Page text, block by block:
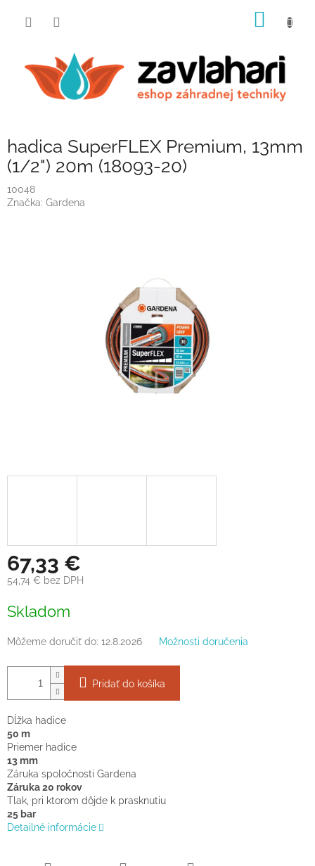
hadica SuperFLEX Premium, 13mm
(1/2") 20m (18093-20)
10048
Značka: Gardena
67,33 €
54,74 € bez DPH
cena:
Skladom
Môžeme doručiť do: 12.8.2026 Možnosti doručenia
Pridať do košíka
Dĺžka hadice
50 m
Priemer hadice
13 mm
Záruka spoločnosti Gardena
Záruka 20 rokov
Tlak, pri ktorom dôjde k prasknutiu
25 bar
Detailné informácie